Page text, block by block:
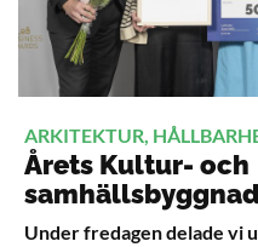
ARKITEKTUR,
Årets Kultur- och
Under fredagen delade vi